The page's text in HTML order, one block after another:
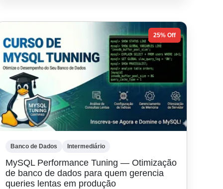
25% Off
Banco de Dados Intermediário
MySQL Performance Tuning — Otimização
de banco de dados para quem gerencia
queries lentas em produção